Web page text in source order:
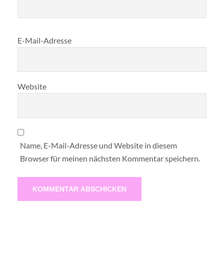
E-Mail-Adresse
Website
Name, E-Mail-Adresse und Website in diesem
Browser für meinen nächsten Kommentar speichern.